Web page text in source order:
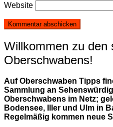
Website
Willkommen zu den
Oberschwabens!
Auf Oberschwaben Tipps
Sammlung an
Oberschwabens im Netz;
Bodensee, Iller und Ulm in
Regelmäßig kommen neue